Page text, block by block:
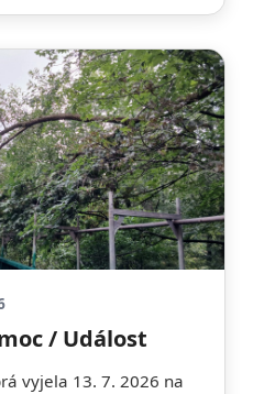
/ Událost
vyjela 13. 7. 2026 na